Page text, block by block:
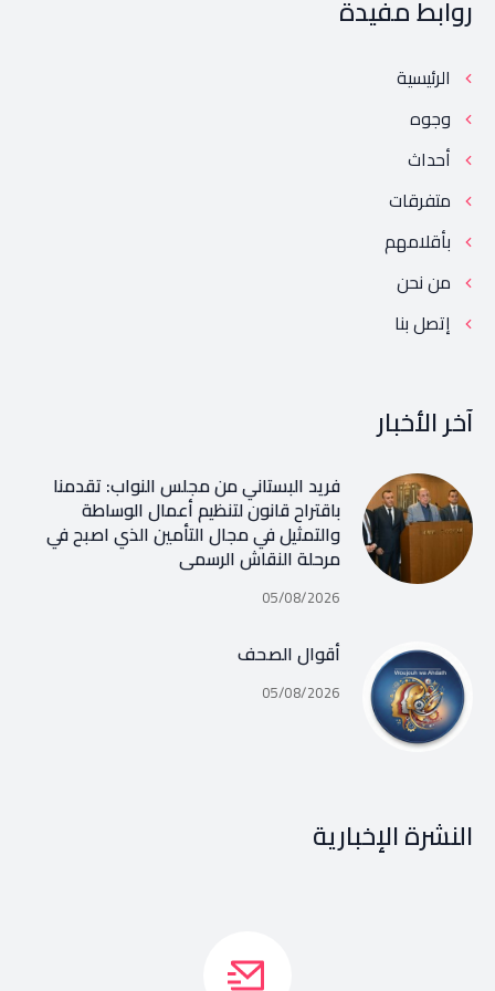
روابط مفيدة
الرئيسية
وجوه
أحداث
متفرقات
بأقلامهم
من نحن
إتصل بنا
آخر الأخبار
فريد البستاني من مجلس النواب: تقدمنا
باقتراح قانون لتنظيم أعمال الوساطة
والتمثيل في مجال التأمين الذي اصبح في
مرحلة النقاش الرسمي
05/08/2026
أقوال الصحف
05/08/2026
النشرة الإخبارية